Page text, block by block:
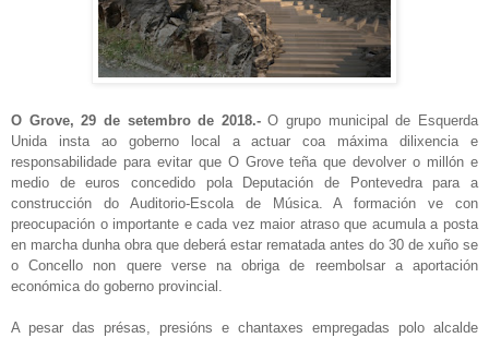
O Grove, 29 de setembro de 2018.-O grupo municipal de Esquerda
Unida insta ao goberno local a actuar coa máxima dilixencia e
responsabilidade para evitar que O Grove teña que devolver o millón e
medio de euros concedido pola Deputación de Pontevedra para a
construcción do Auditorio-Escola de Música. A formación ve con
preocupación o importante e cada vez maior atraso que acumula a posta
en marcha dunha obra que deberá estar rematada antes do 30 de xuño se
o Concello non quere verse na obriga de reembolsar a aportación
económica do goberno provincial.
A pesar das présas, presións e chantaxes empregadas polo alcalde